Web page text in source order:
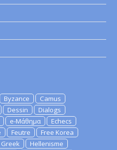
Byzance
Camus
Dessin
Dialogs
e-Μάθημα
Echecs
Feutre
Free Korea
Greek
Hellenisme